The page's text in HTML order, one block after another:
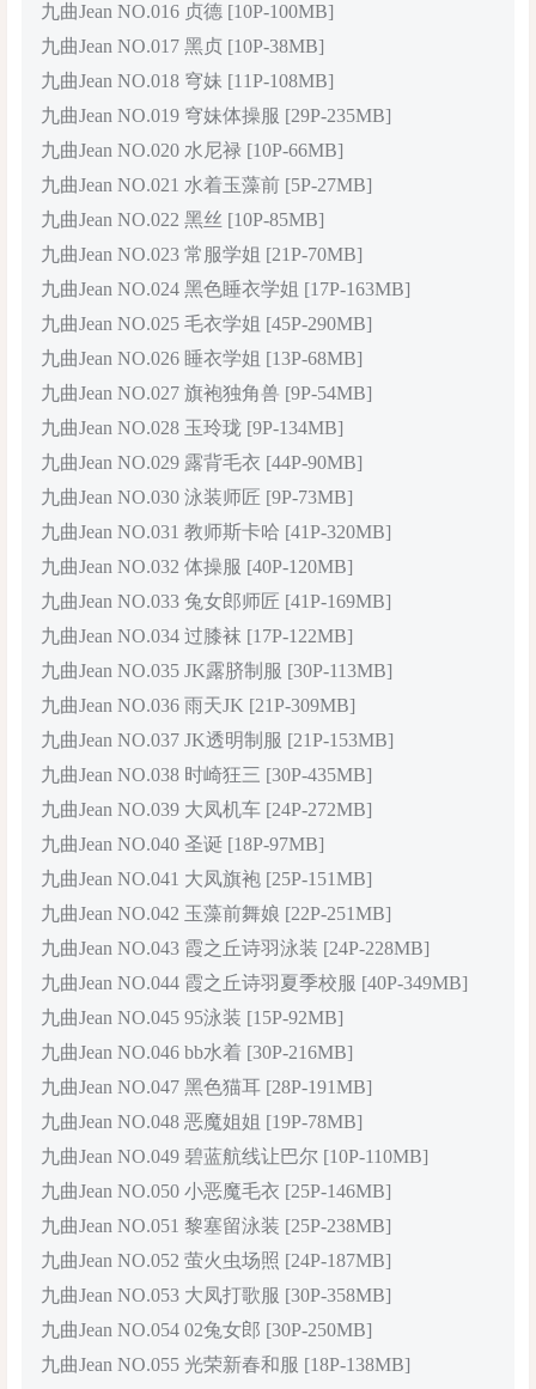
九曲Jean NO.016 贞德 [10P-100MB]
九曲Jean NO.017 黑贞 [10P-38MB]
九曲Jean NO.018 穹妹 [11P-108MB]
九曲Jean NO.019 穹妹体操服 [29P-235MB]
九曲Jean NO.020 水尼禄 [10P-66MB]
九曲Jean NO.021 水着玉藻前 [5P-27MB]
九曲Jean NO.022 黑丝 [10P-85MB]
九曲Jean NO.023 常服学姐 [21P-70MB]
九曲Jean NO.024 黑色睡衣学姐 [17P-163MB]
九曲Jean NO.025 毛衣学姐 [45P-290MB]
九曲Jean NO.026 睡衣学姐 [13P-68MB]
九曲Jean NO.027 旗袍独角兽 [9P-54MB]
九曲Jean NO.028 玉玲珑 [9P-134MB]
九曲Jean NO.029 露背毛衣 [44P-90MB]
九曲Jean NO.030 泳装师匠 [9P-73MB]
九曲Jean NO.031 教师斯卡哈 [41P-320MB]
九曲Jean NO.032 体操服 [40P-120MB]
九曲Jean NO.033 兔女郎师匠 [41P-169MB]
九曲Jean NO.034 过膝袜 [17P-122MB]
九曲Jean NO.035 JK露脐制服 [30P-113MB]
九曲Jean NO.036 雨天JK [21P-309MB]
九曲Jean NO.037 JK透明制服 [21P-153MB]
九曲Jean NO.038 时崎狂三 [30P-435MB]
九曲Jean NO.039 大凤机车 [24P-272MB]
九曲Jean NO.040 圣诞 [18P-97MB]
九曲Jean NO.041 大凤旗袍 [25P-151MB]
九曲Jean NO.042 玉藻前舞娘 [22P-251MB]
九曲Jean NO.043 霞之丘诗羽泳装 [24P-228MB]
九曲Jean NO.044 霞之丘诗羽夏季校服 [40P-349MB]
九曲Jean NO.045 95泳装 [15P-92MB]
九曲Jean NO.046 bb水着 [30P-216MB]
九曲Jean NO.047 黑色猫耳 [28P-191MB]
九曲Jean NO.048 恶魔姐姐 [19P-78MB]
九曲Jean NO.049 碧蓝航线让巴尔 [10P-110MB]
九曲Jean NO.050 小恶魔毛衣 [25P-146MB]
九曲Jean NO.051 黎塞留泳装 [25P-238MB]
九曲Jean NO.052 萤火虫场照 [24P-187MB]
九曲Jean NO.053 大凤打歌服 [30P-358MB]
九曲Jean NO.054 02兔女郎 [30P-250MB]
九曲Jean NO.055 光荣新春和服 [18P-138MB]